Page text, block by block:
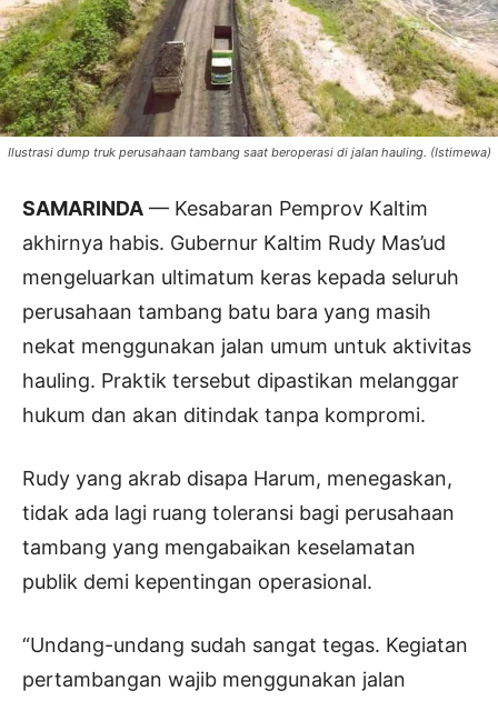
Ilustrasi dump truk perusahaan tambang saat beroperasi di jalan hauling. (Istimewa)
SAMARINDA — Kesabaran Pemprov Kaltim
akhirnya habis. Gubernur Kaltim Rudy Mas’ud
mengeluarkan ultimatum keras kepada seluruh
perusahaan tambang batu bara yang masih
nekat menggunakan jalan umum untuk aktivitas
hauling. Praktik tersebut dipastikan melanggar
hukum dan akan ditindak tanpa kompromi.
Rudy yang akrab disapa Harum, menegaskan,
tidak ada lagi ruang toleransi bagi perusahaan
tambang yang mengabaikan keselamatan
publik demi kepentingan operasional.
“Undang-undang sudah sangat tegas. Kegiatan
pertambangan wajib menggunakan jalan